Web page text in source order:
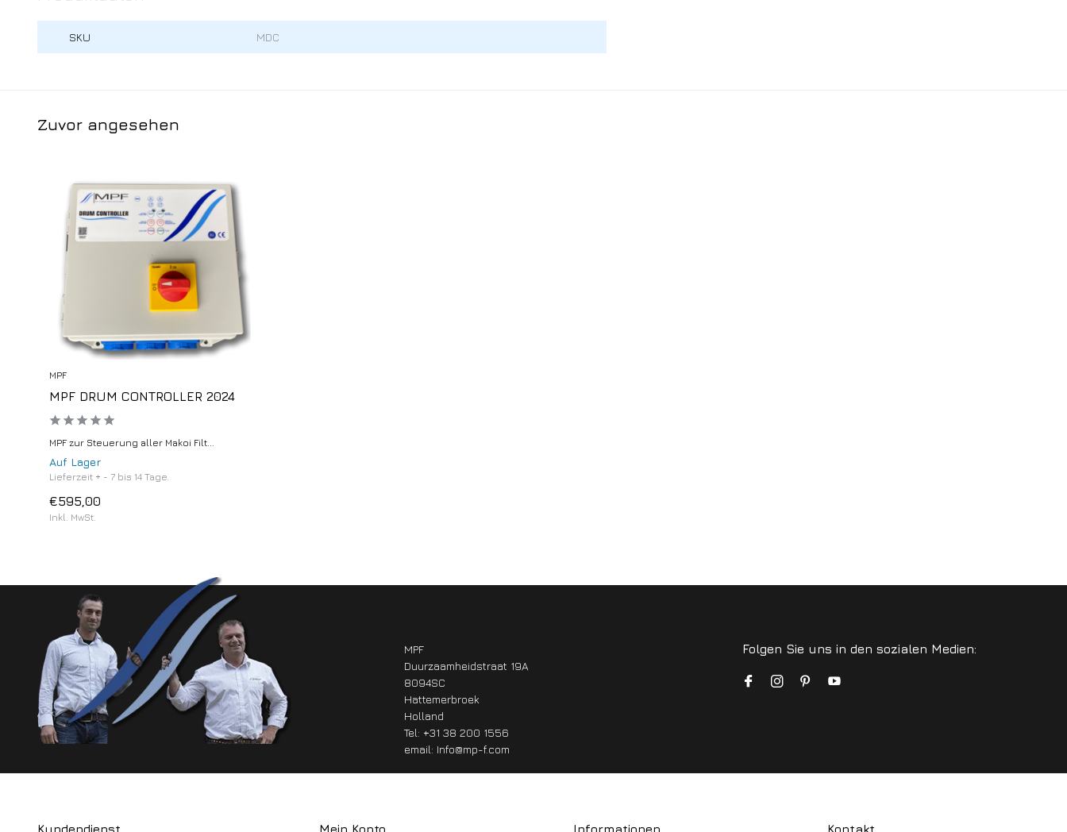
SKU MDC
Zuvor angesehen
MPF
MPF DRUM CONTROLLER 2024
MPF zur Steuerung aller Makoi Filt...
Auf Lager
Lieferzeit + - 7 bis 14 Tage.
€595,00
Inkl. MwSt.
MPF
Duurzaamheidstraat 19A
8094SC
Hattemerbroek
Holland
Tel: +31 38 200 1556
email: Info@mp-f.com
Folgen Sie uns in den sozialen Medien:
Kundendienst Mein Konto Informationen Kontakt